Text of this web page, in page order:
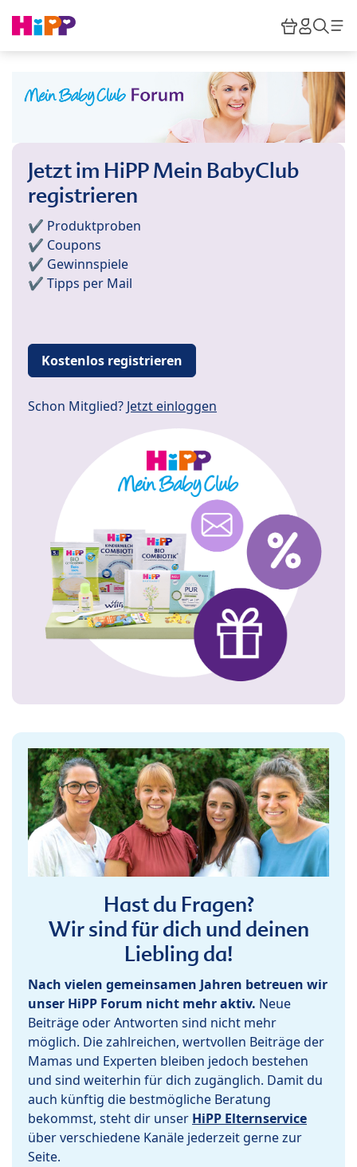
HiPP
Jetzt im HiPP Mein BabyClub
registrieren
✔️ Produktproben
✔️ Coupons
✔️ Gewinnspiele
✔️ Tipps per Mail
Kostenlos registrieren
Schon Mitglied? Jetzt einloggen
Hast du Fragen?
Wir sind für dich und deinen
Liebling da!
Nach vielen gemeinsamen Jahren betreuen wir
unser HiPP Forum nicht mehr aktiv. Neue
Beiträge oder Antworten sind nicht mehr
möglich. Die zahlreichen, wertvollen Beiträge der
Mamas und Experten bleiben jedoch bestehen
und sind weiterhin für dich zugänglich. Damit du
auch künftig die bestmögliche Beratung
bekommst, steht dir unser HiPP Elternservice
über verschiedene Kanäle jederzeit gerne zur
Seite.